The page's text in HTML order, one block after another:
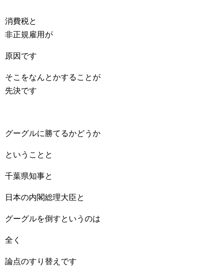
消費税と
非正規雇用が
原因です
そこをなんとかすることが
先決です
グーグルに勝てるかどうか
ということと
千葉県知事と
日本の内閣総理大臣と
グーグルを倒すというのは
全く
論点のすり替えです